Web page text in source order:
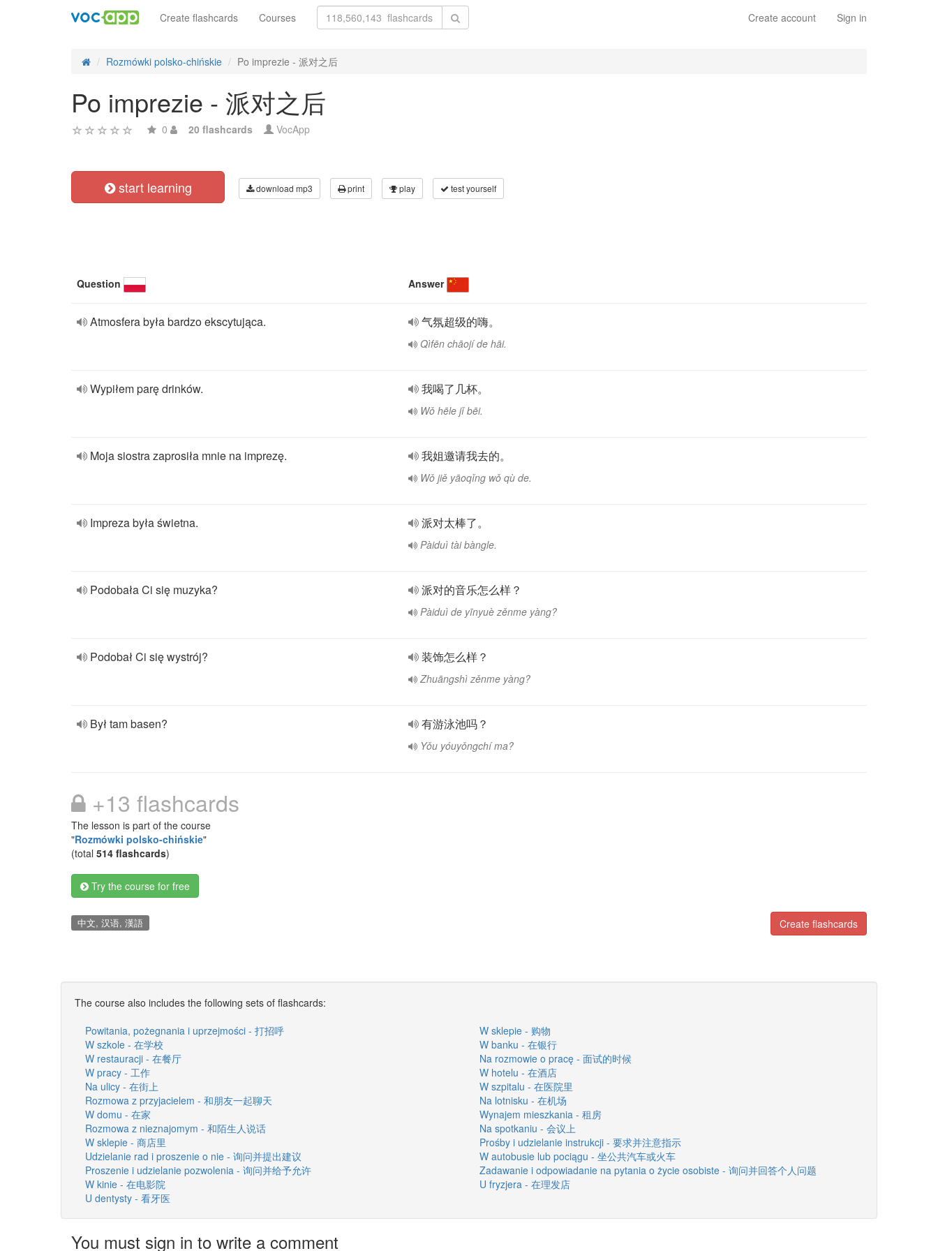
Create account Sign in
Create flashcards Courses
Rozmówki polsko-chińskie Po imprezie - 派对之后
Po imprezie - 派对之后
0 20 flashcards VocApp
start learning download mp3 print play test yourself
Question Answer
Atmosfera była bardzo ekscytująca. 气氛超级的嗨。
Qìfēn chāojí de hāi.
Wypiłem parę drinków. 我喝了几杯。
Wǒ hēle jǐ bēi.
Moja siostra zaprosiła mnie na imprezę. 我姐邀请我去的。
Wǒ jiě yāoqǐng wǒ qù de.
Impreza była świetna. 派对太棒了。
Pàiduì tài bàngle.
Podobała Ci się muzyka? 派对的音乐怎么样？
Pàiduì de yīnyuè zěnme yàng?
Podobał Ci się wystrój? 装饰怎么样？
Zhuāngshì zěnme yàng?
Był tam basen? 有游泳池吗？
Yǒu yóuyǒngchí ma?
+13 flashcards
The lesson is part of the course
"Rozmówki polsko-chińskie"
(total 514 flashcards)
Try the course for free
Create flashcards
中文, 汉语, 漢語
The course also includes the following sets of flashcards:
Powitania, pożegnania i uprzejmości - 打招呼
W sklepie - 购物
W szkole - 在学校
W banku - 在银行
W restauracji - 在餐厅
Na rozmowie o pracę - 面试的时候
W pracy - 工作
W hotelu - 在酒店
Na ulicy - 在街上
W szpitalu - 在医院里
Rozmowa z przyjacielem - 和朋友一起聊天
Na lotnisku - 在机场
W domu - 在家
Wynajem mieszkania - 租房
Rozmowa z nieznajomym - 和陌生人说话
Na spotkaniu - 会议上
W sklepie - 商店里
Prośby i udzielanie instrukcji - 要求并注意指示
Udzielanie rad i proszenie o nie - 询问并提出建议
W autobusie lub pociągu - 坐公共汽车或火车
Proszenie i udzielanie pozwolenia - 询问并给予允许
Zadawanie i odpowiadanie na pytania o życie osobiste - 询问并回答个人问题
W kinie - 在电影院
U fryzjera - 在理发店
U dentysty - 看牙医
You must sign in to write a comment